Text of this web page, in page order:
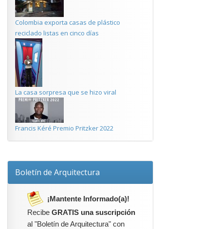
Colombia exporta casas de plástico
reciclado listas en cinco días
La casa sorpresa que se hizo viral
Francis Kéré Premio Pritzker 2022
Boletín de Arquitectura
¡Mantente Informado(a)!
Recibe GRATIS una suscripción
al "Boletín de Arquitectura" con